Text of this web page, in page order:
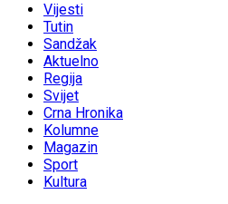
Vijesti
Tutin
Sandžak
Aktuelno
Regija
Svijet
Crna Hronika
Kolumne
Magazin
Sport
Kultura